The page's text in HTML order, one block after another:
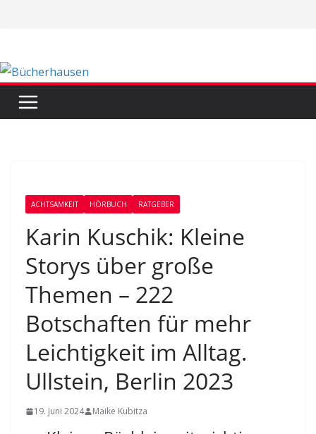
ACHTSAMKEIT HÖRBUCH RATGEBER
Karin Kuschik: Kleine
Storys über große
Themen – 222
Botschaften für mehr
Leichtigkeit im Alltag.
Ullstein, Berlin 2023
19. Juni 2024 Maike Kubitza